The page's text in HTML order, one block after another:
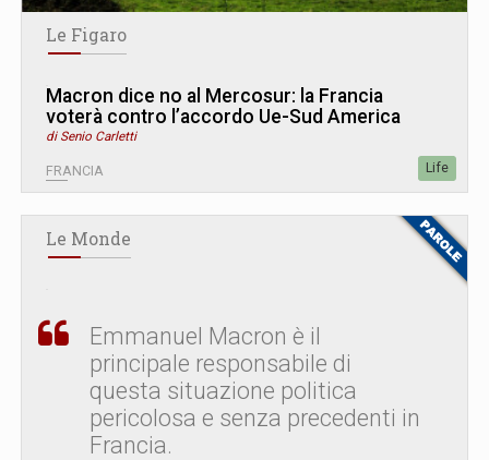
Le Figaro
Macron dice no al Mercosur: la Francia
voterà contro l’accordo Ue-Sud America
di Senio Carletti
FRANCIA Life
Le Monde
Emmanuel Macron è il
principale responsabile di
questa situazione politica
pericolosa e senza precedenti in
Francia.